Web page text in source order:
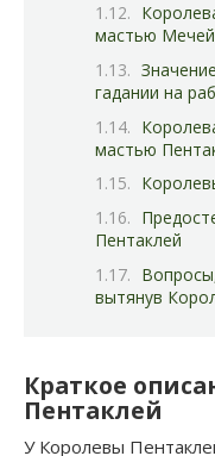
мастью Мечей
гадании на
мастью
Пентаклей
вытянув
Краткое
Пентаклей
У Королевы